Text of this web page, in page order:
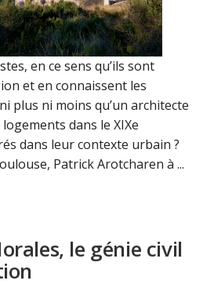
en ce sens qu’ils sont
et en connaissent les
plus ni moins qu’un architecte
dans le XIXe
dans leur contexte urbain ?
Patrick Arotcharen à ...
le génie civil